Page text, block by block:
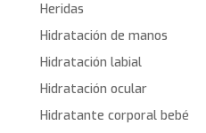
Heridas
Hidratación de manos
Hidratación labial
Hidratación ocular
Hidratante corporal bebé